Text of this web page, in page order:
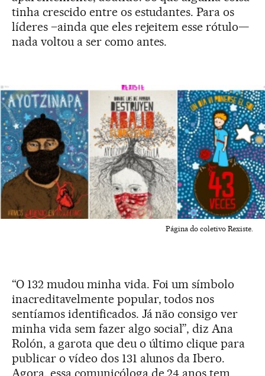
tinha crescido entre os estudantes. Para os
líderes –ainda que eles rejeitem esse rótulo—
nada voltou a ser como antes.
Página do coletivo Rexiste.
“O 132 mudou minha vida. Foi um símbolo
inacreditavelmente popular, todos nos
sentíamos identificados. Já não consigo ver
minha vida sem fazer algo social”, diz Ana
Rolón, a garota que deu o último clique para
publicar o vídeo dos 131 alunos da Ibero.
Agora, essa comunicóloga de 24 anos tem